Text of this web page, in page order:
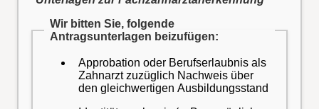
Wir bitten Sie, folgende
Antragsunterlagen beizufügen:
Approbation oder Berufserlaubnis als
Zahnarzt zuzüglich Nachweis über
den gleichwertigen Ausbildungsstand